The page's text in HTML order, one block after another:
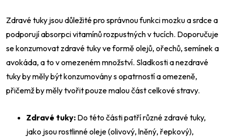
Zdravé tuky jsou důležité pro správnou funkci mozku a srdce a
podporují absorpci vitamínů rozpustných v tucích. Doporučuje
se konzumovat zdravé tuky ve formě olejů, ořechů, semínek a
avokáda, a to v omezeném množství. Sladkosti a nezdravé
tuky by měly být konzumovány s opatrností a omezeně,
přičemž by měly tvořit pouze malou část celkové stravy.
Zdravé tuky: Do této části patří různé zdravé tuky,
jako jsou rostlinné oleje (olivový, lněný, řepkový),